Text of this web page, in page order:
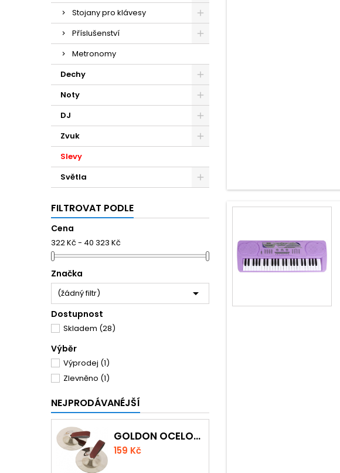
Stojany pro klávesy
Příslušenství
Metronomy
Dechy
Noty
DJ
Zvuk
Slevy
Světla
FILTROVAT PODLE
Cena
322 Kč - 40 323 Kč
Značka
(žádný filtr) 
Dostupnost
Skladem (28)
Výběr
Výprodej (1)
Zlevněno (1)
NEJPRODÁVANÉJŠÍ
GOLDON OCELOVÉ PRSTOVÉ ČINELKY
159 Kč